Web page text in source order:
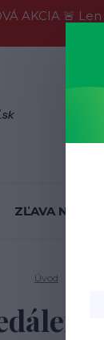
AKCIA 🚨
ZĽAVA NA
Úvod